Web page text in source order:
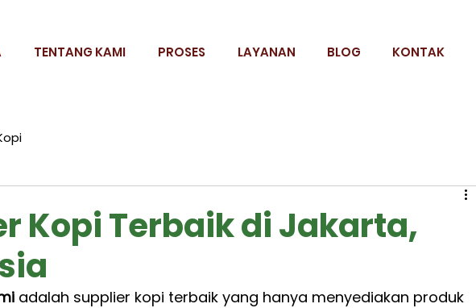
TENTANG KAMI PROSES LAYANAN BLOG KONTAK
Kopi Terbaik di Jakarta,
adalah supplier kopi terbaik yang hanya menyediakan produk